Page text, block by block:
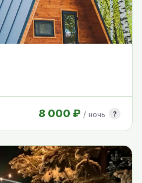
8 000 ₽ / ночь ?